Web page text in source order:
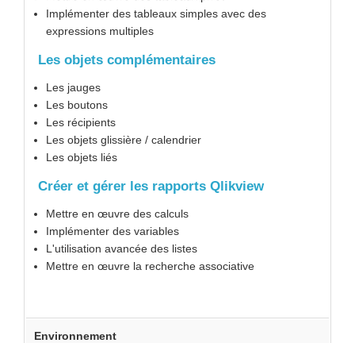
Implémenter des tableaux simples avec des
expressions multiples
Les objets complémentaires
Les jauges
Les boutons
Les récipients
Les objets glissière / calendrier
Les objets liés
Créer et gérer les rapports Qlikview
Mettre en œuvre des calculs
Implémenter des variables
L'utilisation avancée des listes
Mettre en œuvre la recherche associative
Environnement